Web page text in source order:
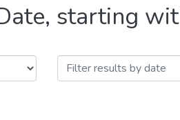
starting